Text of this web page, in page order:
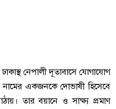
নেপালী দূতাবাসে যোগাযোগ
নামের একজনকে দোভাষী হিসেবে
তার বয়ানে ও সাক্ষ্য প্রমাণ